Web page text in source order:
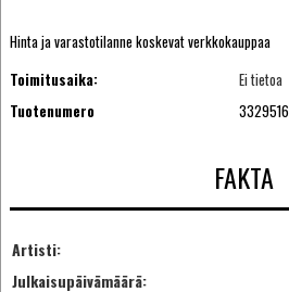
Hinta ja varastotilanne koskevat verkkokauppaa
Toimitusaika:
Ei tietoa
Tuotenumero
3329516
FAKTA
Artisti:
Julkaisupäivämäärä: